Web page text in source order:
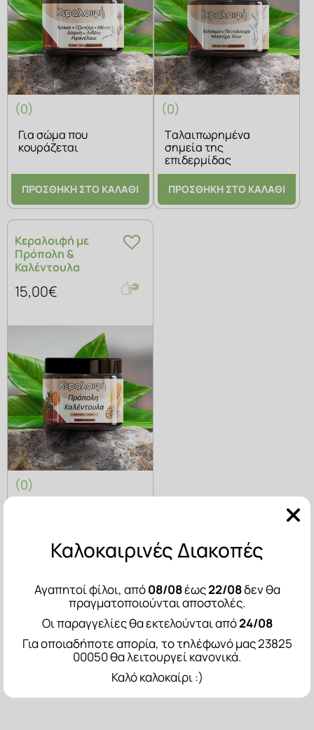
(0)
Για σώμα που
κουράζεται
ΠΡΟΣΘΗΚΗ ΣΤΟ ΚΑΛΑΘΙ
(0)
Tαλαιπωρημένα
σημεία της
επιδερμίδας
ΠΡΟΣΘΗΚΗ ΣΤΟ ΚΑΛΑΘΙ
Κεραλοιφή με
Πρόπολη &
Καλέντουλα
15,00€
(0)
ΠΡΟΣΘΗΚΗ ΣΤΟ ΚΑΛΑΘΙ
Καλοκαιρινές Διακοπές
Αγαπητοί φίλοι, από08/08έως22/08δεν θα
πραγματοποιούνται αποστολές.
Οι παραγγελίες θα εκτελούνται από24/08
Για οποιαδήποτε απορία, το τηλέφωνό μας 23825
00050 θα λειτουργεί κανονικά.
Καλό καλοκαίρι :)